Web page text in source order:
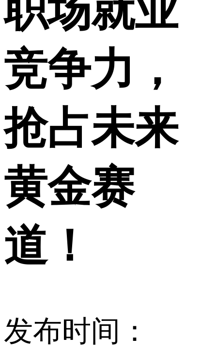
职场就业
竞争力，
抢占未来
黄金赛
道！
发布时间：